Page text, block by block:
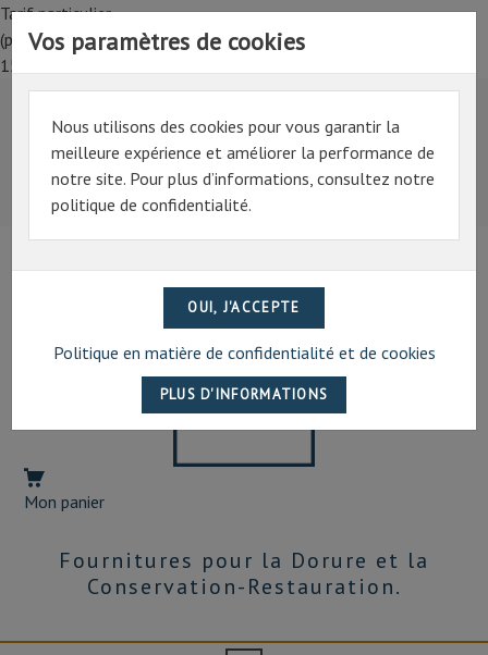
Tarif particulier,
(professionnel, connectez-vous pour bénéficier de la remise de
15%)
Tarif particulier,
(professionnel, connectez-vous pour bénéficier de la
remise de 15%)
07 69 94 13 47
Mon panier
Fournitures pour la Dorure et la
Conservation-Restauration.
Vos paramètres de cookies
Nous utilisons des cookies pour vous garantir la
meilleure expérience et améliorer la performance de
notre site. Pour plus d’informations, consultez notre
politique de confidentialité.
Politique en matière de confidentialité et de cookies